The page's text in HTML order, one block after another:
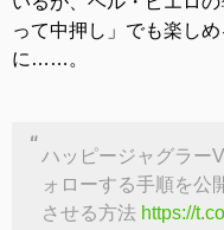
って中押し」でも楽し
に……。
ハッピージャグラー
ォローする手順を公
させる方法 https://